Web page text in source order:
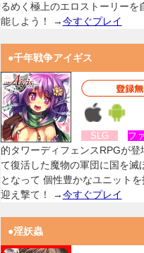
るめく極上のエロストーリーを
能しよう！ →今すぐプレイ
●千年戦争アイギス
SLG フ
的タワーディフェンスRPGが登
て復活した魔物の軍団に国を滅
となって 個性豊かなユニット
迎え撃て！ →今すぐプレイ
●淫妖蟲